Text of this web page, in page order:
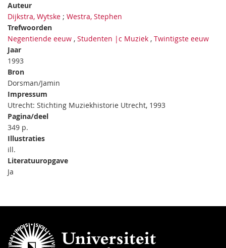
Auteur
Dijkstra, Wytske ; Westra, Stephen
Trefwoorden
Negentiende eeuw , Studenten |c Muziek , Twintigste eeuw
Jaar
1993
Bron
Dorsman/Jamin
Impressum
Utrecht: Stichting Muziekhistorie Utrecht, 1993
Pagina/deel
349 p.
Illustraties
ill.
Literatuuropgave
Ja